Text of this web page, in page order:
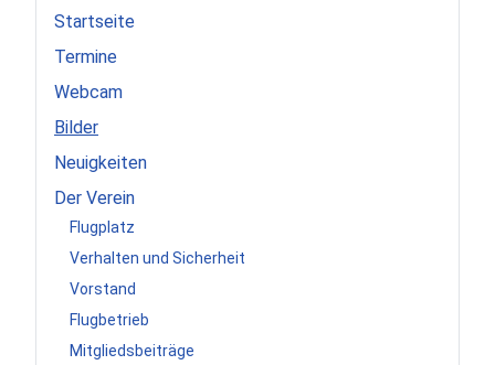
Startseite
Termine
Webcam
Bilder
Neuigkeiten
Der Verein
Flugplatz
Verhalten und Sicherheit
Vorstand
Flugbetrieb
Mitgliedsbeiträge